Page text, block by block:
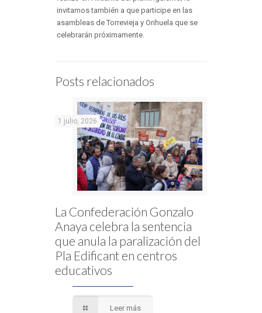
invitamos también a que participe en las
asambleas de Torrevieja y Orihuela que se
celebrarán próximamente.
Posts relacionados
1 julio, 2026
La Confederación Gonzalo
Anaya celebra la sentencia
que anula la paralización del
Pla Edificant en centros
educativos
Leer más